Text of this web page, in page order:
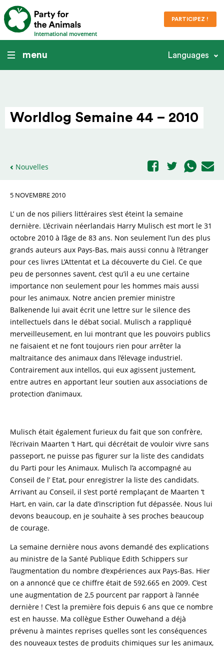
International movement
PARTICIPEZ !
menu Languages
Worldlog Semaine 44 – 2010
Nouvelles
5 NOVEMBRE 2010
L’ un de nos piliers littéraires s’est éteint la semaine
dernière. L’écrivain néerlandais Harry Mulisch est mort le 31
octobre 2010 à l’âge de 83 ans. Non seulement l’un des plus
grands auteurs aux Pays-Bas, mais aussi connu à l’étranger
pour ces livres L’Attentat et La découverte du Ciel. Ce que
peu de personnes savent, c’est qu’il a eu une certaine
importance non seulement pour les hommes mais aussi
pour les animaux. Notre ancien premier ministre
Balkenende lui avait écrit une lettre sur le silence des
intellectuels dans le débat social. Mulisch a rappliqué
merveilleusement, en lui montrant que les pouvoirs publics
ne faisaient et ne font toujours rien pour arrêter la
maltraitance des animaux dans l’élevage industriel.
Contrairement aux intellos, qui eux agissent justement,
entre autres en apportant leur soutien aux associations de
protection d’animaux.
Mulisch était également furieux du fait que son confrère,
l’écrivain Maarten ‘t Hart, qui décrétait de vouloir vivre sans
passeport, ne puisse pas figurer sur la liste des candidats
du Parti pour les Animaux. Mulisch l’a accompagné au
Conseil de l’ Etat, pour enregistrer la liste des candidats.
Arrivant au Conseil, il s’est porté remplaçant de Maarten ‘t
Hart, en vain, car la date d’inscription fut dépassée. Nous lui
devons beaucoup, en je souhaite à ses proches beaucoup
de courage.
La semaine dernière nous avons demandé des explications
au ministre de la Santé Publique Edith Schippers sur
l’augmentation du nombre d’expériences aux Pays-Bas. Hier
on a annoncé que ce chiffre était de 592.665 en 2009. C’est
une augmentation de 2,5 pourcent par rapport à l’année
dernière ! C’est la première fois depuis 6 ans que ce nombre
est en hausse. Ma collègue Esther Ouwehand a déjà
prévenu à maintes reprises quelles sont les conséquences
des nouveaux testes de produits chimiques sur les animaux,